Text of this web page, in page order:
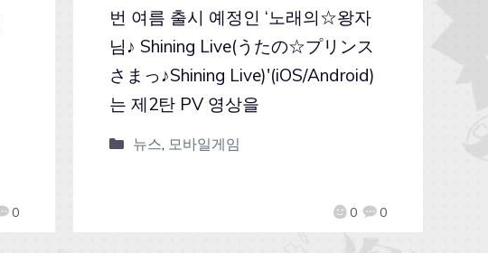
0 0 0
번 여름 출시 예정인 ‘노래의☆왕자
님♪ Shining Live(うたの☆プリンス
さまっ♪Shining Live)'(iOS/Android)
는 제2탄 PV 영상을
뉴스 모바일게임